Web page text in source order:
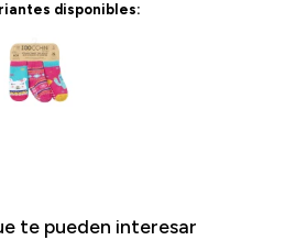
disponibles:
te pueden interesar